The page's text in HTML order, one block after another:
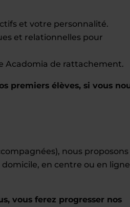
et votre personnalité.
et relationnelles pour
Acadomia de rattachement.
premiers élèves, si vous
nous proposons
en centre ou en
vous ferez progresser nos